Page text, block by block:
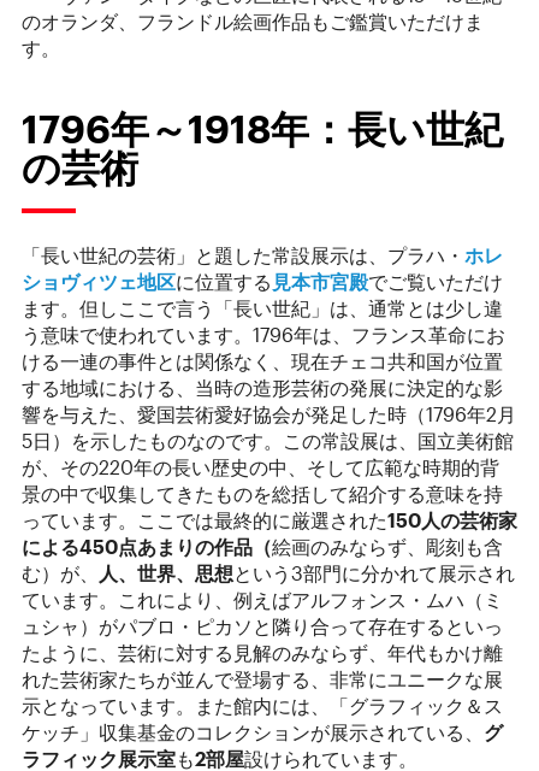
のオランダ、フランドル絵画作品もご鑑賞いただけま
す。
1796年～1918年：長い世紀
の芸術
「長い世紀の芸術」と題した常設展示は、プラハ・ ホレ
ショヴィツェ地区に位置する 見本市宮殿でご覧いただけ
ます。但しここで言う「長い世紀」は、通常とは少し違
う意味で使われています。1796年は、フランス革命にお
ける一連の事件とは関係なく、現在チェコ共和国が位置
する地域における、当時の造形芸術の発展に決定的な影
響を与えた、愛国芸術愛好協会が発足した時（1796年2月
5日）を示したものなのです。この常設展は、国立美術館
が、その220年の長い歴史の中、そして広範な時期的背
景の中で収集してきたものを総括して紹介する意味を持
っています。ここでは最終的に厳選された150人の芸術家
による450点あまりの作品（絵画のみならず、彫刻も含
む）が、
人、世界、思想という3部門に分かれて展示され
ています。これにより、例えばアルフォンス・ムハ（ミ
ュシャ）がパブロ・ピカソと隣り合って存在するといっ
たように、芸術に対する見解のみならず、年代もかけ離
れた芸術家たちが並んで登場する、非常にユニークな展
示となっています。また館内には、「グラフィック＆ス
ケッチ」収集基金のコレクションが展示されている、 グ
ラフィック展示室も2部屋設けられています。